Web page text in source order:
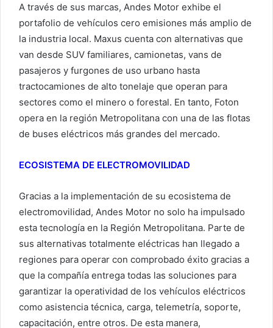
A través de sus marcas, Andes Motor exhibe el
portafolio de vehículos cero emisiones más amplio de
la industria local. Maxus cuenta con alternativas que
van desde SUV familiares, camionetas, vans de
pasajeros y furgones de uso urbano hasta
tractocamiones de alto tonelaje que operan para
sectores como el minero o forestal. En tanto, Foton
opera en la región Metropolitana con una de las flotas
de buses eléctricos más grandes del mercado.
ECOSISTEMA DE ELECTROMOVILIDAD
Gracias a la implementación de su ecosistema de
electromovilidad, Andes Motor no solo ha impulsado
esta tecnología en la Región Metropolitana. Parte de
sus alternativas totalmente eléctricas han llegado a
regiones para operar con comprobado éxito gracias a
que la compañía entrega todas las soluciones para
garantizar la operatividad de los vehículos eléctricos
como asistencia técnica, carga, telemetría, soporte,
capacitación, entre otros. De esta manera,